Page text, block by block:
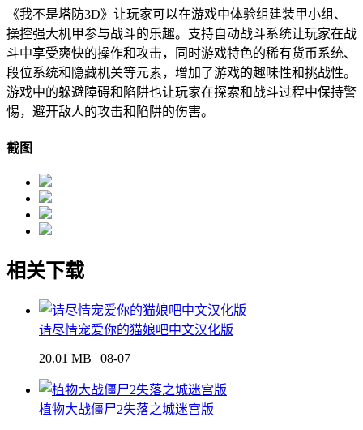
《我不是塔防3D》让玩家可以在游戏中体验组建装甲小组、
操控强大机甲参与战斗的乐趣。支持自动战斗系统让玩家在战
斗中享受爽快的操作和攻击，同时游戏特色的稀有货币系统、
段位系统和隐藏机关等元素，增加了游戏的趣味性和挑战性。
游戏中的躲避障碍和陷阱也让玩家在探索和战斗过程中保持警
惕，避开敌人的攻击和陷阱的伤害。
截图
相关下载
请尽情宠爱你的猫娘吧中文汉化版
20.01 MB | 08-07
植物大战僵尸2失落之城迷宫版